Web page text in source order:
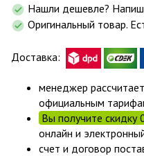
Нашли дешевле?
Оригинальный товар.
Доставка:
менеджер
официальным
Вы получите скидку
онлайн и
счет и договор